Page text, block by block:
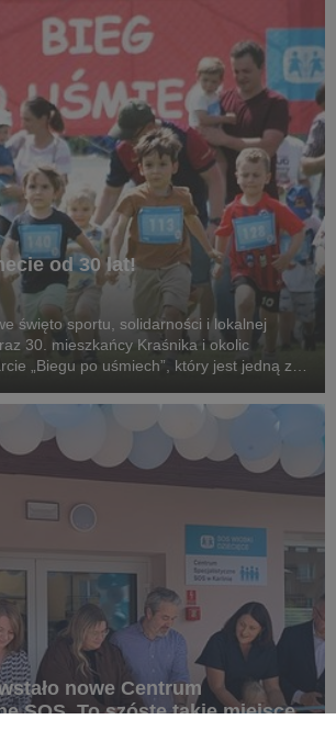
od 30 lat!
święto sportu, solidarności i lokalnej
30. mieszkańcy Kraśnika i okolic
„Biegu po uśmiech”, który jest jedną z
organizowanej przez...
nowe Centrum
SOS. To szóste takie miejsce